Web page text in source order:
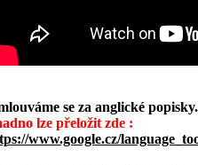
se za anglické popisky.
lze přeložit zde :
www.google.cz/